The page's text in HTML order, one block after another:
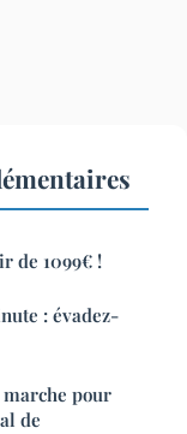
de 1099€ !
: évadez-
pour
de